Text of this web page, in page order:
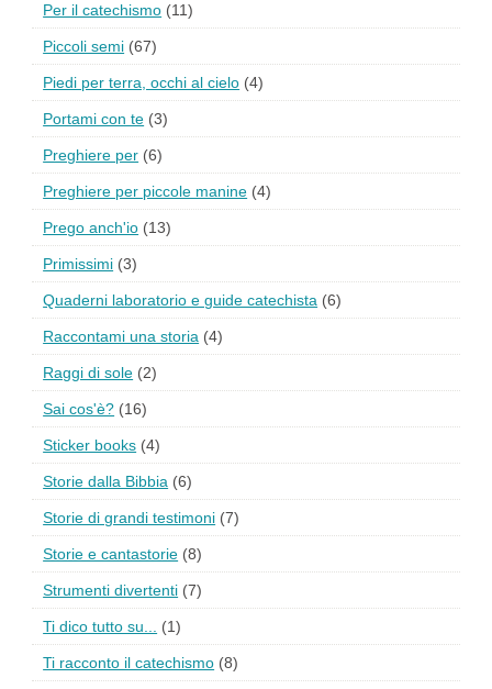
Per il catechismo (11)
Piccoli semi (67)
Piedi per terra, occhi al cielo (4)
Portami con te (3)
Preghiere per (6)
Preghiere per piccole manine (4)
Prego anch'io (13)
Primissimi (3)
Quaderni laboratorio e guide catechista (6)
Raccontami una storia (4)
Raggi di sole (2)
Sai cos'è? (16)
Sticker books (4)
Storie dalla Bibbia (6)
Storie di grandi testimoni (7)
Storie e cantastorie (8)
Strumenti divertenti (7)
Ti dico tutto su... (1)
Ti racconto il catechismo (8)